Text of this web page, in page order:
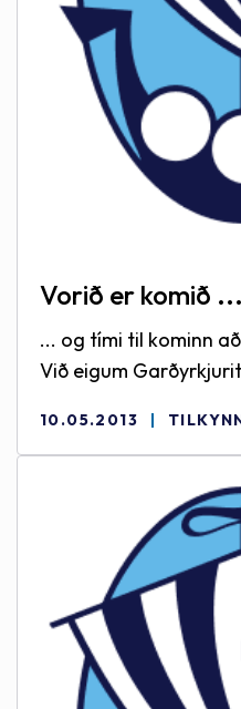
Vorið er komið ...
... og tími til kominn
Við eigum
Árstíðirnar í garðinum
hagnýt ráð um
ásamt mörgum
bæklingum um garða
heimsókn :)
10.05.2013